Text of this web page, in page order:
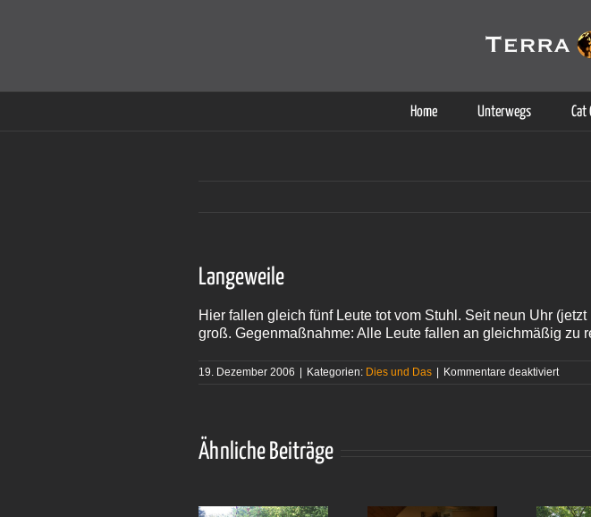
Home Unterwegs Cat
Langeweile
Hier fallen gleich fünf Leute tot vom Stuhl. Seit neun Uhr
groß. Gegenmaßnahme: Alle Leute fallen an gleichmäßig zu
19. Dezember 2006 | Kategorien: Dies und Das | Kommentare deaktiviertfür
Ähnliche Beiträge
Cookies helfen auf auf dieser Seite bei der Bereitstellung der Dienste. Durch die
Weitere